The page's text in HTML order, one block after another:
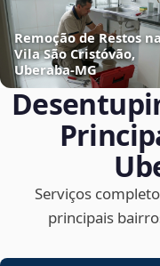
Remoção de Restos
Vila São Cristóvão,
Uberaba‑MG
Serviços
principais